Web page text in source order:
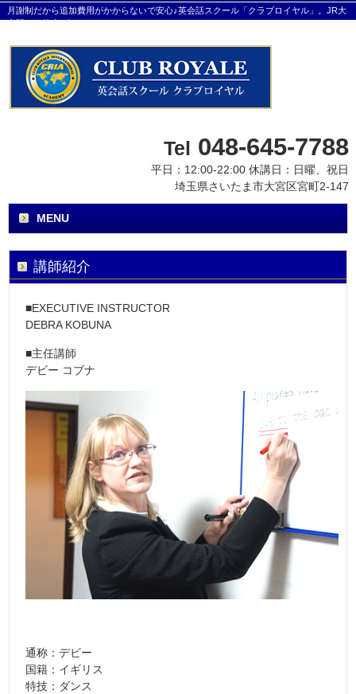
月謝制だから追加費用がかからないで安心♪英会話スクール「クラブロイヤル」。JR大
宮駅から徒歩8分です。
Tel 048-645-7788
平日：12:00-22:00 休講日：日曜、祝日
埼玉県さいたま市大宮区宮町2-147
MENU
講師紹介
■EXECUTIVE INSTRUCTOR
DEBRA KOBUNA
■主任講師
デビー コブナ
通称：デビー
国籍：イギリス
特技：ダンス